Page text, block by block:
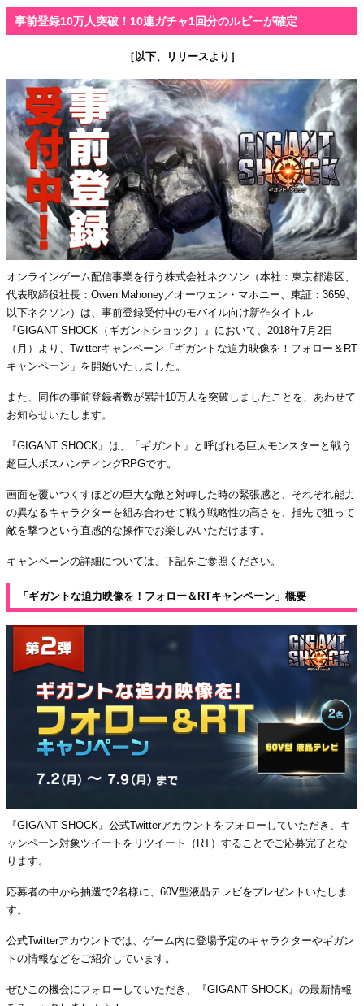
事前登録10万人突破！10連ガチャ1回分のルビーが確定
［以下、リリースより］
オンラインゲーム配信事業を行う株式会社ネクソン（本社：東京都港区、
代表取締役社長：Owen Mahoney／オーウェン・マホニー、東証：3659、
以下ネクソン）は、事前登録受付中のモバイル向け新作タイトル
『GIGANT SHOCK（ギガントショック）』において、2018年7月2日
（月）より、Twitterキャンペーン「ギガントな迫力映像を！フォロー＆RT
キャンペーン」を開始いたしました。
また、同作の事前登録者数が累計10万人を突破しましたことを、あわせて
お知らせいたします。
『GIGANT SHOCK』は、「ギガント」と呼ばれる巨大モンスターと戦う
超巨大ボスハンティングRPGです。
画面を覆いつくすほどの巨大な敵と対峙した時の緊張感と、それぞれ能力
の異なるキャラクターを組み合わせて戦う戦略性の高さを、指先で狙って
敵を撃つという直感的な操作でお楽しみいただけます。
キャンペーンの詳細については、下記をご参照ください。
「ギガントな迫力映像を！フォロー＆RTキャンペーン」概要
『GIGANT SHOCK』公式Twitterアカウントをフォローしていただき、キ
ャンペーン対象ツイートをリツイート（RT）することでご応募完了とな
ります。
応募者の中から抽選で2名様に、60V型液晶テレビをプレゼントいたしま
す。
公式Twitterアカウントでは、ゲーム内に登場予定のキャラクターやギガン
トの情報などをご紹介しています。
ぜひこの機会にフォローしていただき、『GIGANT SHOCK』の最新情報